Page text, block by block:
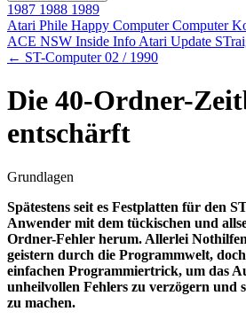
1987 1988 1989
Atari Phile Happy ComputerComputer
ACE NSW Inside Info Atari Update
← ST-Computer 02 / 1990
Die 40-Ordner-
entschärft
Grundlagen
Spätestens seit es Festplatten für den
Anwender mit dem tückischen und
Ordner-Fehler herum. Allerlei
geistern durch die Programmwelt,
einfachen Programmiertrick, um das
unheilvollen Fehlers zu verzögern und
zu machen.